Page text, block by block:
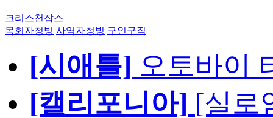
크리스천잡스
목회자청빙 사역자청빙 구인구직
[시애틀] 오토바이
[캘리포니아] [실로